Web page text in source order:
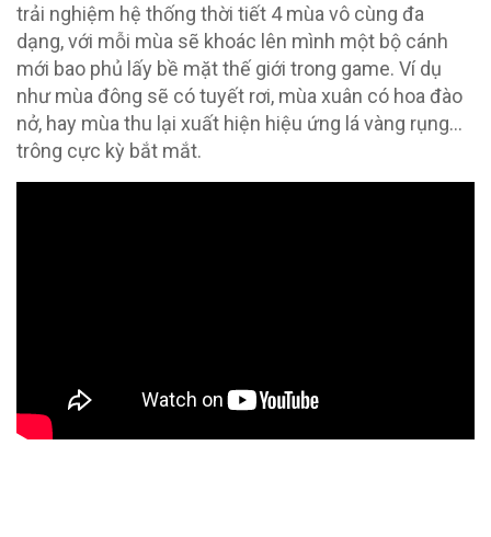
trải nghiệm hệ thống thời tiết 4 mùa vô cùng đa
dạng, với mỗi mùa sẽ khoác lên mình một bộ cánh
mới bao phủ lấy bề mặt thế giới trong game. Ví dụ
như mùa đông sẽ có tuyết rơi, mùa xuân có hoa đào
nở, hay mùa thu lại xuất hiện hiệu ứng lá vàng rụng…
trông cực kỳ bắt mắt.